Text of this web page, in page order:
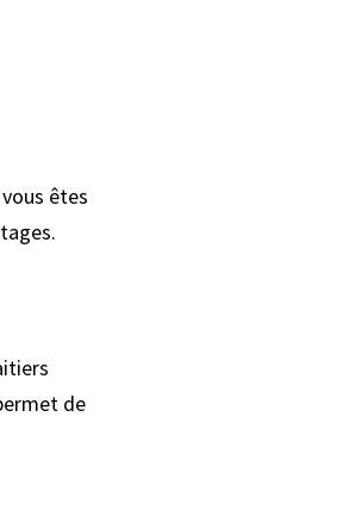
êtes
de